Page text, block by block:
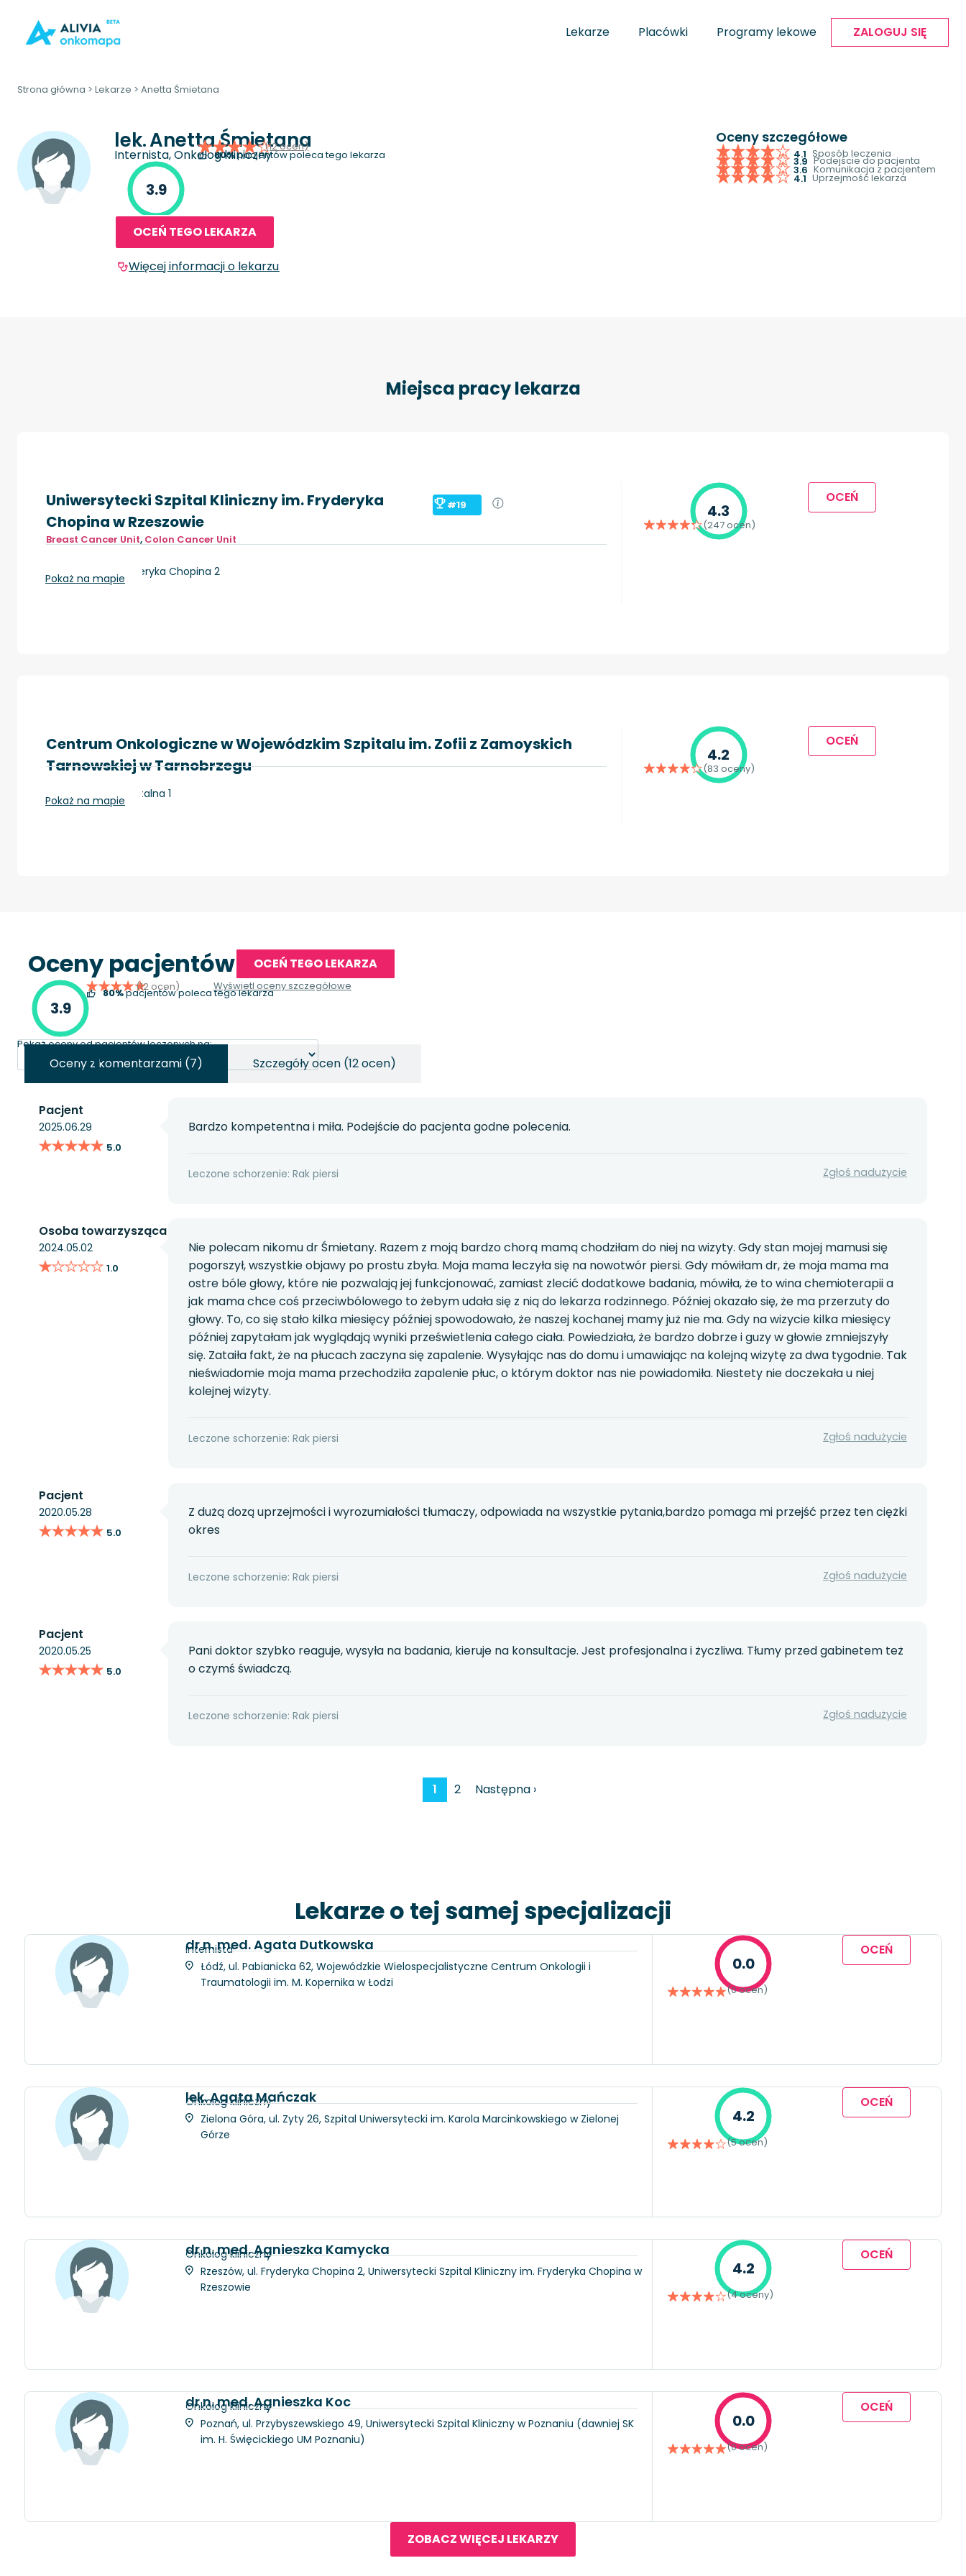
Lekarze Placówki Programy lekowe ZALOGUJ SIĘ
Strona główna > Lekarze > Anetta Śmietana
lek.Anetta Śmietana
Internista, Onkolog kliniczny
3.9
(12 ocen)
80%pacjentów poleca tego lekarza
OCEŃ TEGO LEKARZA
Więcej informacji o lekarzu
Oceny szczegółowe
4.1 Sposób leczenia
3.9 Podejście do pacjenta
3.6 Komunikacja z pacjentem
4.1 Uprzejmość lekarza
Miejsca pracy lekarza
Uniwersytecki Szpital Kliniczny im. Fryderyka
Chopina w Rzeszowie
#19
Breast Cancer Unit, Colon Cancer Unit
Rzeszów, ul. Fryderyka Chopina 2
Pokaż na mapie
4.3
(247 ocen)
OCEŃ
Centrum Onkologiczne w Wojewódzkim Szpitalu im. Zofii z Zamoyskich
Tarnowskiej w Tarnobrzegu
Tarnobrzeg, Szpitalna 1
Pokaż na mapie
4.2
(83 oceny)
OCEŃ
Oceny pacjentów OCEŃ TEGO LEKARZA
3.9
(12 ocen)
80%pacjentów poleca tego lekarza
Wyświetl oceny szczegółowe
Pokaż oceny od pacjentów leczonych na:
Oceny z komentarzami (7) Szczegóły ocen (12 ocen)
Pacjent
2025.06.29
★★★★★
★★★★★ 5.0
Bardzo kompetentna i miła. Podejście do pacjenta godne polecenia.
Leczone schorzenie: Rak piersi Zgłoś nadużycie
Osoba towarzysząca
2024.05.02
★★★★★
★★★★★ 1.0
Nie polecam nikomu dr Śmietany. Razem z moją bardzo chorą mamą chodziłam do niej na wizyty. Gdy stan mojej mamusi się
pogorszył, wszystkie objawy po prostu zbyła. Moja mama leczyła się na nowotwór piersi. Gdy mówiłam dr, że moja mama ma
ostre bóle głowy, które nie pozwalają jej funkcjonować, zamiast zlecić dodatkowe badania, mówiła, że to wina chemioterapii a
jak mama chce coś przeciwbólowego to żebym udała się z nią do lekarza rodzinnego. Później okazało się, że ma przerzuty do
głowy. To, co się stało kilka miesięcy później spowodowało, że naszej kochanej mamy już nie ma. Gdy na wizycie kilka miesięcy
później zapytałam jak wyglądają wyniki prześwietlenia całego ciała. Powiedziała, że bardzo dobrze i guzy w głowie zmniejszyły
się. Zataiła fakt, że na płucach zaczyna się zapalenie. Wysyłając nas do domu i umawiając na kolejną wizytę za dwa tygodnie. Tak
nieświadomie moja mama przechodziła zapalenie płuc, o którym doktor nas nie powiadomiła. Niestety nie doczekała u niej
kolejnej wizyty.
Leczone schorzenie: Rak piersi Zgłoś nadużycie
Pacjent
2020.05.28
★★★★★
★★★★★ 5.0
Z dużą dozą uprzejmości i wyrozumiałości tłumaczy, odpowiada na wszystkie pytania,bardzo pomaga mi przejść przez ten ciężki
okres
Leczone schorzenie: Rak piersi Zgłoś nadużycie
Pacjent
2020.05.25
★★★★★
★★★★★ 5.0
Pani doktor szybko reaguje, wysyła na badania, kieruje na konsultacje. Jest profesjonalna i życzliwa. Tłumy przed gabinetem też
o czymś świadczą.
Leczone schorzenie: Rak piersi Zgłoś nadużycie
1 2 Następna ›
Lekarze o tej samej specjalizacji
dr n. med. Agata Dutkowska
Internista
Łódź, ul. Pabianicka 62, Wojewódzkie Wielospecjalistyczne Centrum Onkologii i
Traumatologii im. M. Kopernika w Łodzi
0.0
(0 ocen)
OCEŃ
lek. Agata Mańczak
Onkolog kliniczny
Zielona Góra, ul. Zyty 26, Szpital Uniwersytecki im. Karola Marcinkowskiego w Zielonej
Górze
4.2
(5 ocen)
OCEŃ
dr n. med. Agnieszka Kamycka
Onkolog kliniczny
Rzeszów, ul. Fryderyka Chopina 2, Uniwersytecki Szpital Kliniczny im. Fryderyka Chopina w
Rzeszowie
4.2
(4 oceny)
OCEŃ
dr n. med. Agnieszka Koc
Onkolog kliniczny
Poznań, ul. Przybyszewskiego 49, Uniwersytecki Szpital Kliniczny w Poznaniu (dawniej SK
im. H. Święcickiego UM Poznaniu)
0.0
(0 ocen)
OCEŃ
ZOBACZ WIĘCEJ LEKARZY